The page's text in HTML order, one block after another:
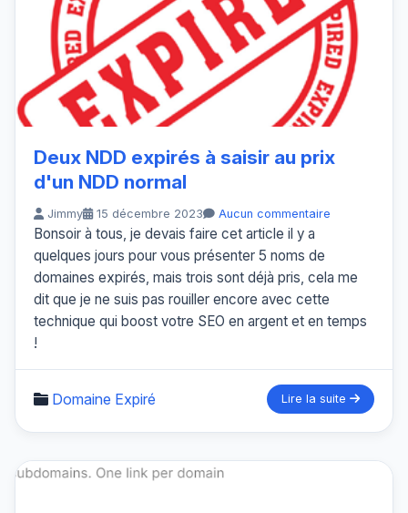
Deux NDD expirés à saisir au prix
d'un NDD normal
Jimmy 15 décembre 2023 Aucun commentaire
Bonsoir à tous, je devais faire cet article il y a
quelques jours pour vous présenter 5 noms de
domaines expirés, mais trois sont déjà pris, cela me
dit que je ne suis pas rouiller encore avec cette
technique qui boost votre SEO en argent et en temps
!
Domaine Expiré Lire la suite